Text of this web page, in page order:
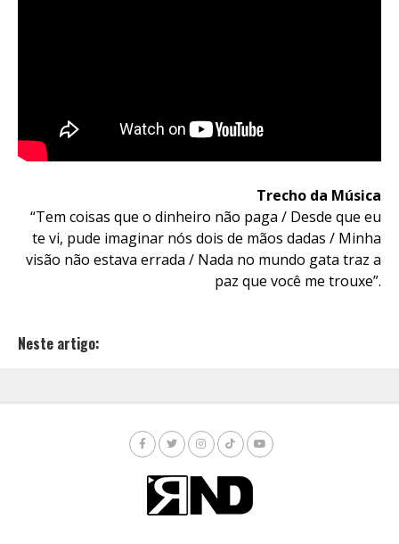
Trecho da Música
“Tem coisas que o dinheiro não paga / Desde que eu
te vi, pude imaginar nós dois de mãos dadas / Minha
visão não estava errada / Nada no mundo gata traz a
paz que você me trouxe”.
Neste artigo: